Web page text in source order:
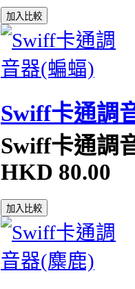
加入比較
Swiff卡通調
Swiff卡通調
HKD 80.00
加入比較